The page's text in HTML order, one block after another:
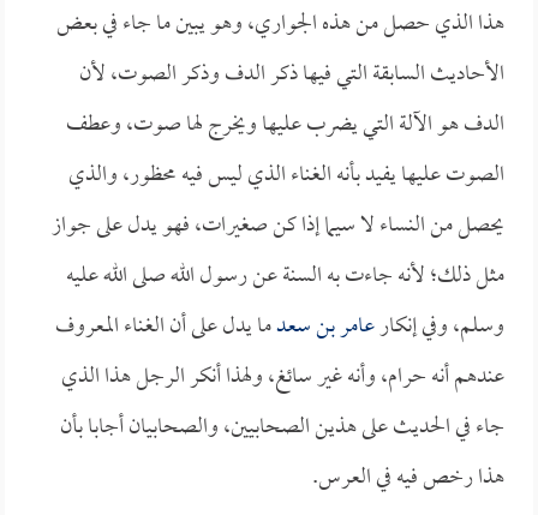
هذا الذي حصل من هذه الجواري، وهو يبين ما جاء في بعض
الأحاديث السابقة التي فيها ذكر الدف وذكر الصوت، لأن
الدف هو الآلة التي يضرب عليها ويخرج لها صوت، وعطف
الصوت عليها يفيد بأنه الغناء الذي ليس فيه محظور، والذي
يحصل من النساء لا سيما إذا كن صغيرات، فهو يدل على جواز
مثل ذلك؛ لأنه جاءت به السنة عن رسول الله صلى الله عليه
وسلم، وفي إنكارعامر بن سعدما يدل على أن الغناء المعروف
عندهم أنه حرام، وأنه غير سائغ، ولهذا أنكر الرجل هذا الذي
جاء في الحديث على هذين الصحابيين، والصحابيان أجابا بأن
هذا رخص فيه في العرس.